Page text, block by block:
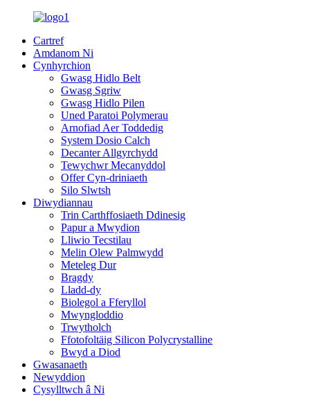
Cartref
Amdanom Ni
Cynhyrchion
Gwasg Hidlo Belt
Gwasg Sgriw
Gwasg Hidlo Pilen
Uned Paratoi Polymerau
Arnofiad Aer Toddedig
System Dosio Calch
Decanter Allgyrchydd
Tewychwr Mecanyddol
Offer Cyn-driniaeth
Silo Slwtsh
Diwydiannau
Trin Carthffosiaeth Ddinesig
Papur a Mwydion
Lliwio Tecstilau
Melin Olew Palmwydd
Meteleg Dur
Bragdy
Lladd-dy
Biolegol a Fferyllol
Mwyngloddio
Trwytholch
Ffotofoltäig Silicon Polycrystalline
Bwyd a Diod
Gwasanaeth
Newyddion
Cysylltwch â Ni